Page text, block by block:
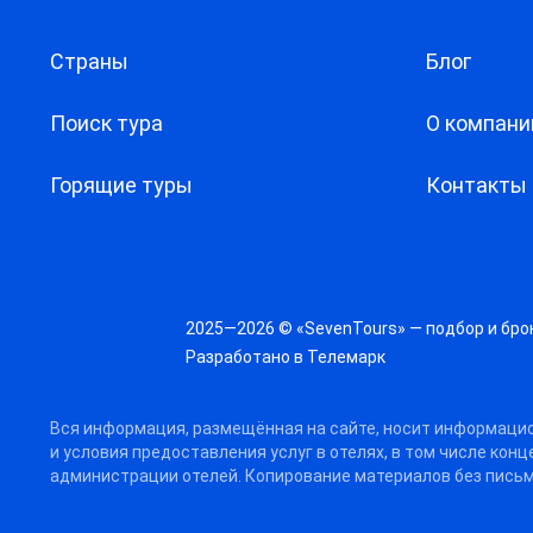
Страны
Поиск тура
Горящие туры
Блог
О
Контакты
2025—2026 © «SevenTours» — подбор и
Разработано в Телемарк
Вся информация, размещённая на сайте, носит
и условия предоставления услуг в отелях, в том числе
администрации отелей. Копирование материалов без